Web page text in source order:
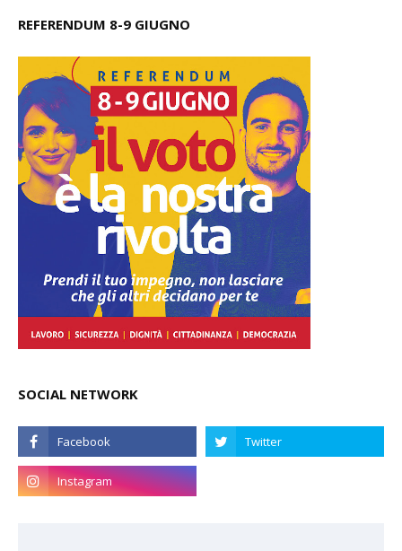
REFERENDUM 8-9 GIUGNO
SOCIAL NETWORK